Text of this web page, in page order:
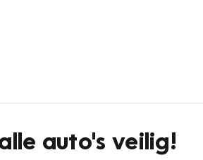
auto's veilig!